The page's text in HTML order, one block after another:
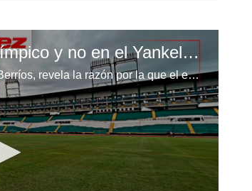
¿Por qué se jugará en el Olímpico y no en el Yankel? Mario Berríos responde
El director deportivo de Marathón, Mario Berríos, revela la razón por la que el equipo decidió jugar la Gran Final de ida de Liga Nacional en el Estadio Olímpico Metropolitano.